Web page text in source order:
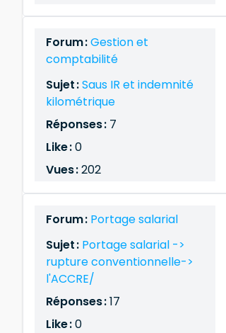
Forum :Gestion et
comptabilité
Sujet :Saus IR et indemnité
kilométrique
Réponses : 7
Like :0
Vues :202
Forum : Portage salarial
Sujet : Portage salarial ->
rupture conventionnelle->
l'ACCRE/
Réponses :17
Like :0